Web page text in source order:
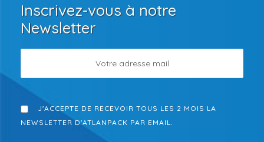
Inscrivez-vous à notre
Newsletter
J'ACCEPTE DE RECEVOIR TOUS LES 2 MOIS LA
NEWSLETTER D'ATLANPACK PAR EMAIL.